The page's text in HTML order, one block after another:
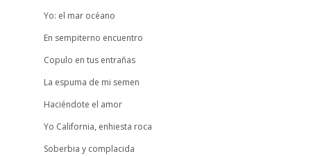
Yo: el mar océano
En sempiterno encuentro
Copulo en tus entrañas
La espuma de mi semen
Haciéndote el amor
Yo California, enhiesta roca
Soberbia y complacida